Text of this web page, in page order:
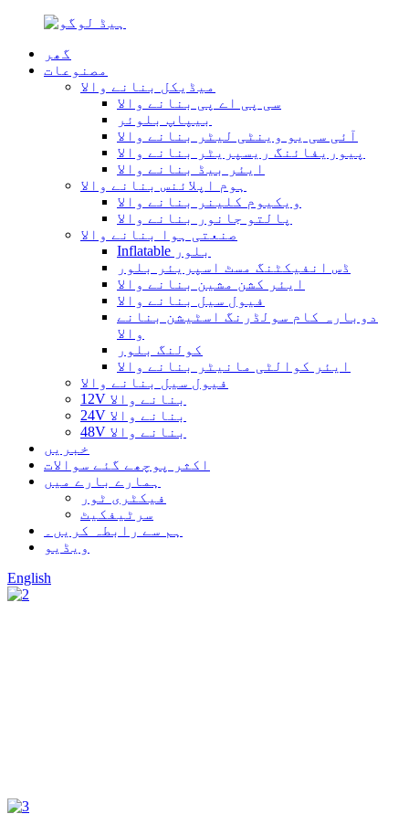
گھر
مصنوعات
میڈیکل بنانے والا
سی پی اے پی بنانے والا
بیپاپ بلوئر
آئی سی یو وینٹی لیٹر بنانے والا
پیوریفائنگ ریسپریٹر بنانے والا
ایئر بیڈ بنانے والا
ہوم اپلائنس بنانے والا
ویکیوم کلینر بنانے والا
پالتو جانور بنانے والا
صنعتی ہوا بنانے والا
Inflatable بلور
ڈس انفیکٹنگ مسٹ اسپریئر بلور
ایئر کشن مشین بنانے والا
فیول سیل بنانے والا
دوبارہ کام سولڈرنگ اسٹیشن بنانے
والا
کولنگ بلور
ایئر کوالٹی مانیٹر بنانے والا
فیول سیل بنانے والا
12V بنانے والا
24V بنانے والا
48V بنانے والا
خبریں
اکثر پوچھے گئے سوالات
ہمارے بارے میں
فیکٹری ٹور
سرٹیفکیٹ
ہم سے رابطہ کریں۔
ویڈیو
English